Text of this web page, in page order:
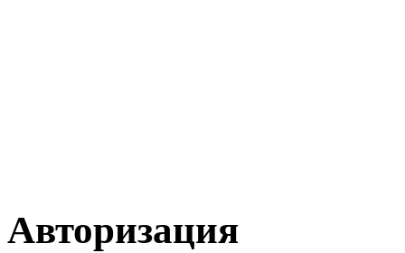
Авторизация